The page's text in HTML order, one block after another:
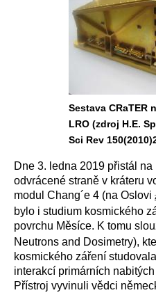
Sestava CRaTER
LRO (zdroj H.E.
Sci Rev
Dne 3. ledna 2019 přistál
odvrácené straně v kráteru
modul Chang´e 4 (na Oslovi
bylo i studium kosmického
povrchu Měsíce. K tomu
Neutrons and Dosimetry),
kosmického záření
interakcí primárních
Přístroj vyvinuli vědci